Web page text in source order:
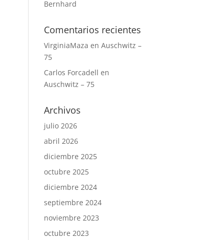
Bernhard
Comentarios recientes
VirginiaMaza enAuschwitz –
75
Carlos Forcadell en
Auschwitz – 75
Archivos
julio 2026
abril 2026
diciembre 2025
octubre 2025
diciembre 2024
septiembre 2024
noviembre 2023
octubre 2023